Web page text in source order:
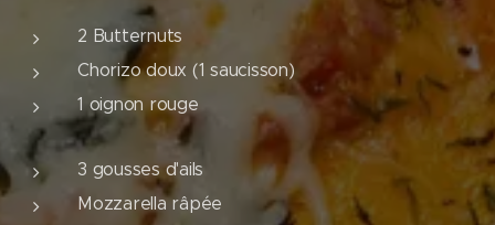
2 Butternuts
Chorizo doux (1 saucisson)
1 oignon rouge
3 gousses d'ails
Mozzarella râpée